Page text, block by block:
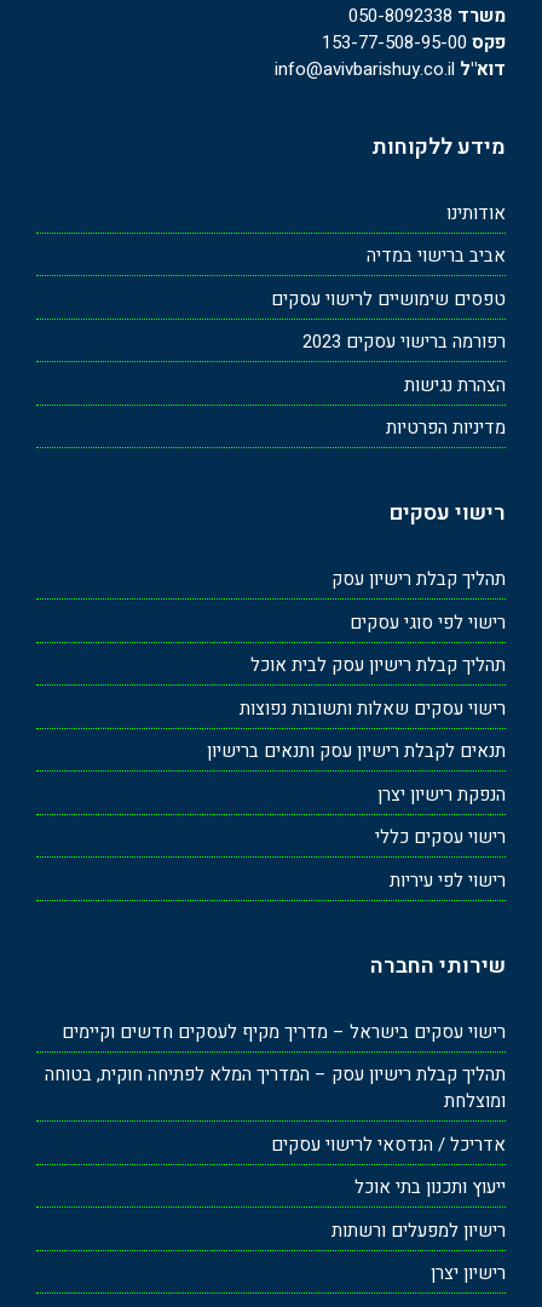
משרד 050-8092338
פקס
דוא"ל
מידע ללקוחות
אודותינו
אביב ברישוי במדיה
טפסים שימושיים לרישוי עסקים
רפורמה ברישוי עסקים 2023
הצהרת נגישות
מדיניות הפרטיות
רישוי עסקים
תהליך קבלת רישיון עסק
רישוי לפי סוגי עסקים
תהליך קבלת רישיון עסק לבית אוכל
רישוי עסקים שאלות ותשובות נפוצות
תנאים לקבלת רישיון עסק ותנאים ברישיון
הנפקת רישיון יצרן
רישוי עסקים כללי
רישוי לפי עיריות
שירותי החברה
רישוי עסקים בישראל – מדריך מקיף לעסקים חדשים וקיימים
תהליך קבלת רישיון עסק – המדריך המלא לפתיחה חוקית, בטוחה
ומוצלחת
אדריכל / הנדסאי לרישוי עסקים
ייעוץ ותכנון בתי אוכל
רישיון למפעלים ורשתות
רישיון יצרן